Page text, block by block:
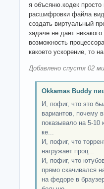
я объсяню.кодек
расшифровки файла
создать виртуальный
задаче не дает
возможность
какоето ускорение, то
Добавлено спустя 02
Okkamas Buddy
И, пофиг, что это
вариантов, почему
показывало на 5-10
ке...
И, пофиг, что
нагружает проц...
И, пофиг, что
прямо скачивался
на федоре в